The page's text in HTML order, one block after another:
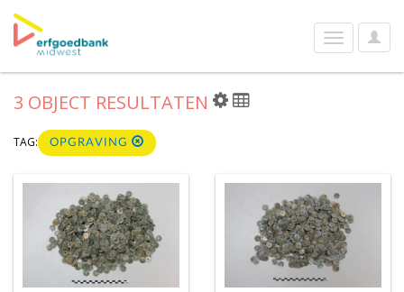
User
Toggle
navigation
3 OBJECT RESULTATEN
TAG: OPGRAVING